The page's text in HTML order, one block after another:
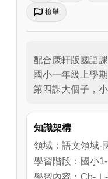
檢舉
配合康軒版國語
國小一年級上學期
第四課大個子，
知識架構
領域：語文領域-
學習階段：國小
學習內容：Cb-Ⅰ-